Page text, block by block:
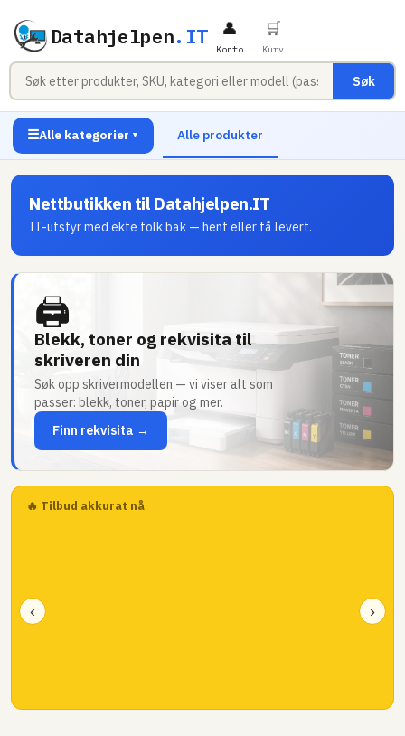
Datahjelpen.IT
Søk
👤
Konto
🛒
Kurv
☰Alle kategorier ▼ Alle produkter
Nettbutikken til Datahjelpen.IT
IT-utstyr med ekte folk bak — hent eller få levert.
🖨
Blekk, toner og rekvisita til
skriveren din
Søk opp skrivermodellen — vi viser alt som
passer: blekk, toner, papir og mer.
Finn rekvisita →
🔥 Tilbud akkurat nå
‹ ›